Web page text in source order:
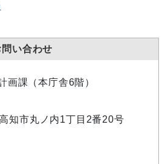
い合わせ
画課（本庁舎6階）
知市丸ノ内1丁目2番20号